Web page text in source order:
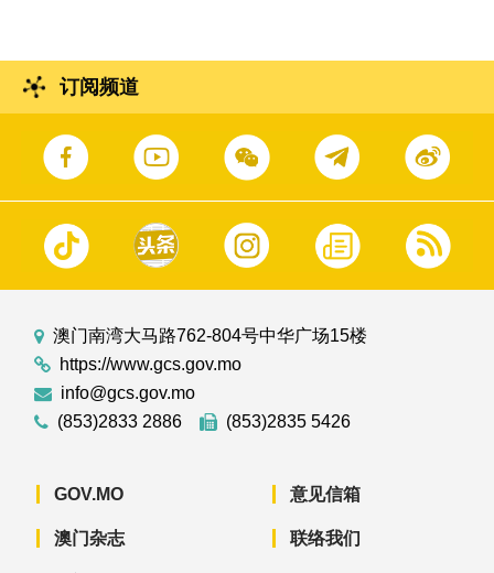
订阅频道
澳门南湾大马路762-804号中华广场15楼
https://www.gcs.gov.mo
info@gcs.gov.mo
(853)2833 2886
(853)2835 5426
GOV.MO
澳门杂志
意见信箱
联络我们